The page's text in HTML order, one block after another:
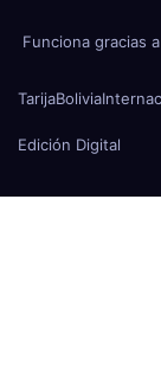
Funciona gracias
TarijaBolivia
Edición Digital